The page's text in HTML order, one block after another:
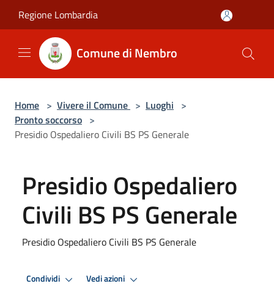
Regione Lombardia
Comune di Nembro
Home > Vivere il Comune > Luoghi >
Pronto soccorso >
Presidio Ospedaliero Civili BS PS Generale
Presidio Ospedaliero
Civili BS PS Generale
Presidio Ospedaliero Civili BS PS Generale
Condividi Vedi azioni